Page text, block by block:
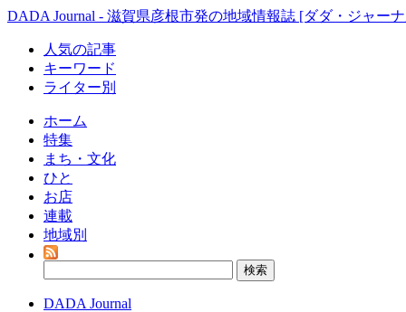
DADA Journal - 滋賀県彦根市発の地域情報誌 [ダダ・ジャー
人気の記事
キーワード
ライター別
ホーム
特集
まち・文化
ひと
お店
連載
地域別
DADA Journal